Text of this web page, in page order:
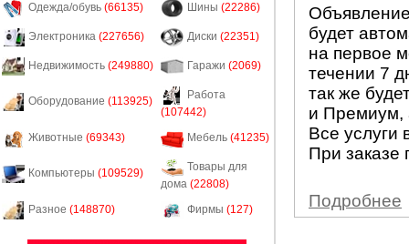
Одежда/обувь (66135) Шины (22286)
Электроника (227656) Диски (22351)
Недвижимость (249880) Гаражи (2069)
Оборудование (113925)
Работа
(107442)
Животные (69343) Мебель (41235)
Компьютеры (109529)
Товары для
дома (22808)
Разное (148870) Фирмы (127)
будет
на первое
течении 7
так же
и Премиум,
Все услуги
При заказе
Подробнее